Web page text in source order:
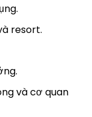
resort.
và cơ quan